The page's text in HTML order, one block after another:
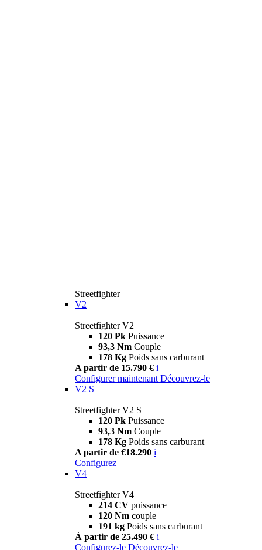
Streetfighter
V2
Streetfighter V2
120 Pk Puissance
93,3 Nm Couple
178 Kg Poids sans carburant
A partir de 15.790 € i
Configurer maintenant Découvrez-le
V2 S
Streetfighter V2 S
120 Pk Puissance
93,3 Nm Couple
178 Kg Poids sans carburant
A partir de €18.290 i
Configurez
V4
Streetfighter V4
214 CV puissance
120 Nm couple
191 kg Poids sans carburant
À partir de 25.490 € i
Configurez-le Découvrez-le